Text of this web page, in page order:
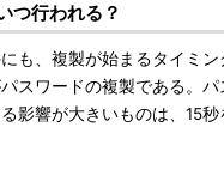
つ行われる？
も、複製が始まるタイミン
スワードの複製である。パ
影響が大きいものは、15